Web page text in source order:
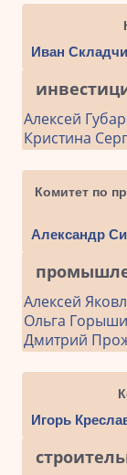
Иван
Алексей
Кристина
Комитет по
Александр
Алексей
Ольга
Дмитрий
Игорь